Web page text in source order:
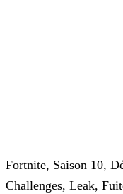
Fortnite, Saison 10,
Challenges, Leak,